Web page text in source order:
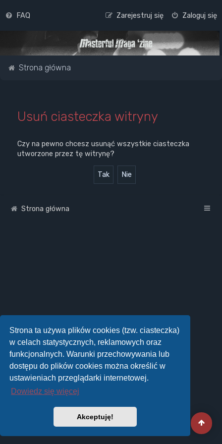
Strona ta używa plików cookies (tzw. ciasteczka)
w celach statystycznych, reklamowych oraz
funkcjonalnych. Warunki przechowywania lub
dostępu do plików cookies można określić w
ustawieniach przeglądarki internetowej.
Dowiedz się więcej
Akceptuję!
FAQ Zaloguj się
Zarejestruj się
Strona główna
Usuń ciasteczka witryny
Czy na pewno chcesz usunąć wszystkie ciasteczka
utworzone przez tę witrynę?
Strona główna